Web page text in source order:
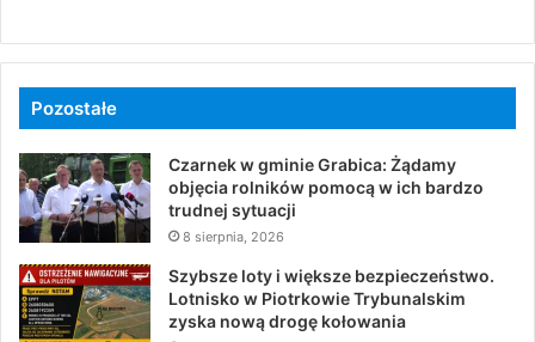
Pozostałe
Czarnek w gminie Grabica: Żądamy
objęcia rolników pomocą w ich bardzo
trudnej sytuacji
8 sierpnia, 2026
Szybsze loty i większe bezpieczeństwo.
Lotnisko w Piotrkowie Trybunalskim
zyska nową drogę kołowania